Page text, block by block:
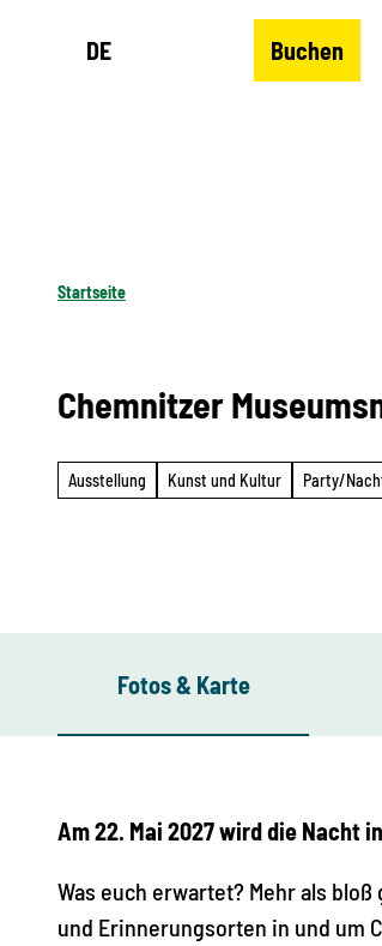
DE Buchen
Startseite
Chemnitzer
Ausstellung Kunst und Kultur Party/
Fotos & Karte
Am 22. Mai 2027 wird die Nacht
Was euch erwartet? Mehr als
und Erinnerungsorten in und um